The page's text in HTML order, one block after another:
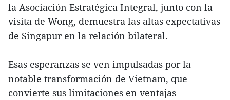
la Asociación Estratégica Integral, junto con la
visita de Wong, demuestra las altas expectativas
de Singapur en la relación bilateral.
Esas esperanzas se ven impulsadas por la
notable transformación de Vietnam, que
convierte sus limitaciones en ventajas